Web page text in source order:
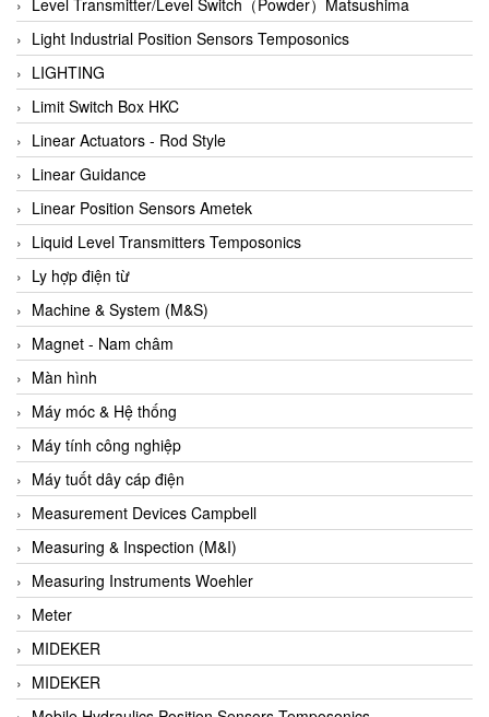
Autec
Auto Flow
Automatic valve
Aventics
Avproglobal
Axiomtek
AZBIL
B&C Electronics
B&R
Babcok wilcox
Baelz Automatic Vietnam
Bahr Modultechnik Vietnam
Balluff
BamBo Vietnam
Barel Vietnam
Barksdale
Bartec
Basco
Baumer
Baumuller Vietnam
Light Industrial Position Sensors Temposonics
LIGHTING
Limit Switch Box HKC
Linear Actuators - Rod Style
Linear Guidance
Linear Position Sensors Ametek
Liquid Level Transmitters Temposonics
Ly hợp điện từ
Machine & System (M&S)
Magnet - Nam châm
Màn hình
Máy móc & Hệ thống
Máy tính công nghiệp
Máy tuốt dây cáp điện
Measurement Devices Campbell
Measuring & Inspection (M&I)
Measuring Instruments Woehler
Meter
MIDEKER
MIDEKER